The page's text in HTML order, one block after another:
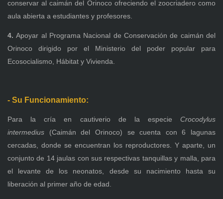
conservar al caimán del Orinoco ofreciendo el zoocriadero como
aula abierta a estudiantes y profesores.
4. Apoyar al Programa Nacional de Conservación de caimán del
Orinoco dirigido por el Ministerio del poder popular para
Ecosocialismo, Hábitat y Vivienda.
- Su Funcionamiento:
Para la cría en cautiverio de la especieCrocodylus
intermedius(Caimán del Orinoco) se cuenta con 6 lagunas
cercadas, donde se encuentran los reproductores. Y aparte, un
conjunto de 14 jaulas con sus respectivas tanquillas y malla, para
el levante de los neonatos, desde su nacimiento hasta su
liberación al primer año de edad.